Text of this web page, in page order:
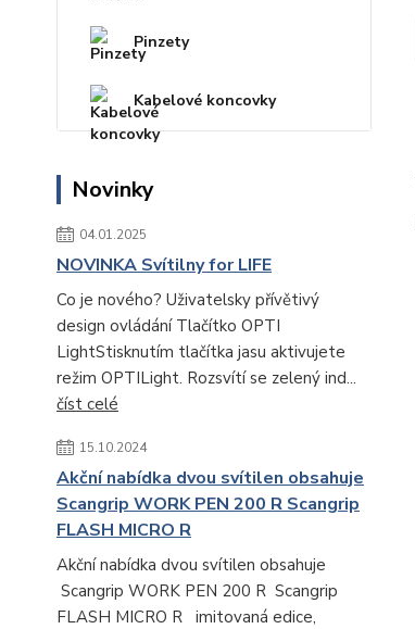
Pinzety
Kabelové koncovky
Novinky
04.01.2025
NOVINKA Svítilny for LIFE
Co je nového? Uživatelsky přívětivý
design ovládání Tlačítko OPTI
LightStisknutím tlačítka jasu aktivujete
režim OPTILight. Rozsvítí se zelený ind...
číst celé
15.10.2024
Akční nabídka dvou svítilen obsahuje
Scangrip WORK PEN 200 R Scangrip
FLASH MICRO R
Akční nabídka dvou svítilen obsahuje
Scangrip WORK PEN 200 R Scangrip
FLASH MICRO R imitovaná edice,